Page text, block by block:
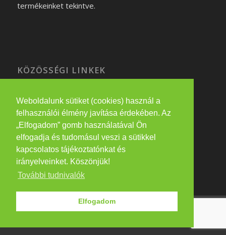
Weboldalunk sütiket (cookies) használ a
felhasználói élmény javítása érdekében. Az
„Elfogadom” gomb használatával Ön
elfogadja és tudomásul veszi a sütikkel
kapcsolatos tájékoztatónkat és
irányelveinket. Köszönjük!
További tudnivalók
Elfogadom
termékeinket tekintve.
KÖZÖSSÉGI LINKEK
PARTNEREINK
eatwithme.hu